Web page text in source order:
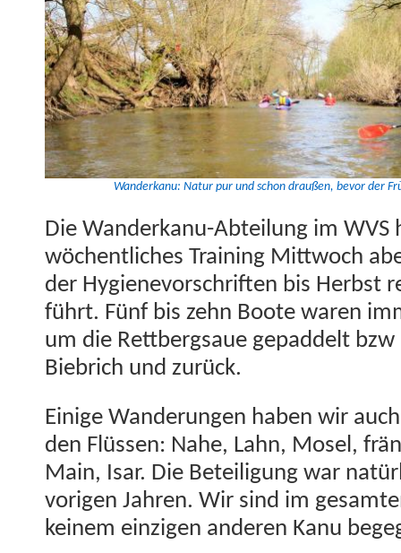
Wan­derkanu: Natur pur und schon draußen, bevor der
Die Wan­derkanu-Abteilung im WVS
wöchentlich­es Train­ing Mittwoch
der Hygien­evorschriften bis Herb­st
führt. Fünf bis zehn Boote waren
um die Ret­tbergsaue gepad­delt
Biebrich und zurück.
Einige Wan­derun­gen haben wir
den Flüssen: Nahe, Lahn, Mosel,
Main, Isar. Die Beteili­gung war
vorigen Jahren. Wir sind im
keinem einzi­gen anderen Kanu